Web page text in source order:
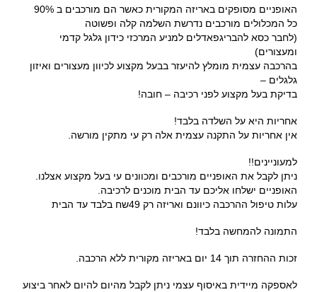
האופניים מסופקים באריזה המקורית כאשר הם מורכבים ב 90%
כל המכלולים מורכבים נדרשת השלמה קלה ופשוטה
(לחבר כסא להבריגפאדלים למניע המרכזי כידון גלגל קדמי
ומעצורים)
בהרכבה עצמית מומלץ להיעזר בבעל מקצוע לכיוון מעצורים ואיזון
גלגלים –
בדיקת בעל מקצוע לפני רכיבה – חובה!
אחריות היא על השלדה בלבד!
אין אחריות על התקנה עצמית אלה רק עי מתקין מורשה.
למעוניינים!!
ניתן לקבל את האופניים מורכבים ומכוונים עי בעל מקצוע אצלנו.
האופניים ישלחו אליכם עד הבית מוכנים לרכיבה.
עלות טיפול ההרכבה כיוונם ואריזה רק 49שח בלבד עד הבית
התמונה להמחשה בלבד!
זכות ההחזרה תוך 14 יום באריזה מקורית ללא הרכבה.
לאספקה מיידית באיסוף עצמי ניתן לקבל מהיום להיום לאחר ביצוע